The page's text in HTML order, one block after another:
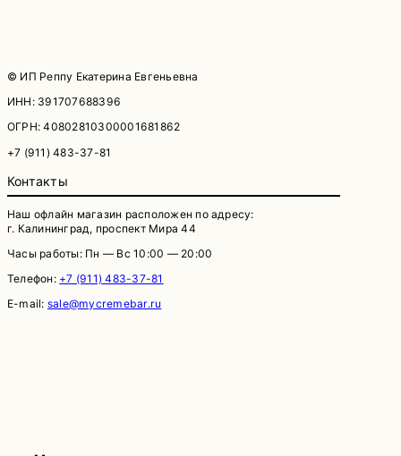
© ИП Реппу Екатерина Евгеньевна
ИНН: 391707688396
ОГРН: 40802810300001681862
+7 (911) 483-37-81
Контакты
Наш офлайн магазин расположен по адресу:
г. Калининград, проспект Мира 44
Часы работы: Пн — Вс 10:00 — 20:00
Телефон: +7 (911) 483-37-81
E-mail: sale@mycremebar.ru